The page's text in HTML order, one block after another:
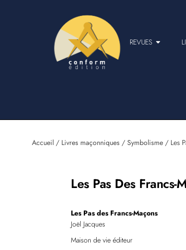
REVUES
Accueil/ Livres maçonniques/ Symbolisme/ Les
Les Pas Des Francs-
Les Pas des Francs-Maçons
Joël Jacques
Maison de vie éditeur